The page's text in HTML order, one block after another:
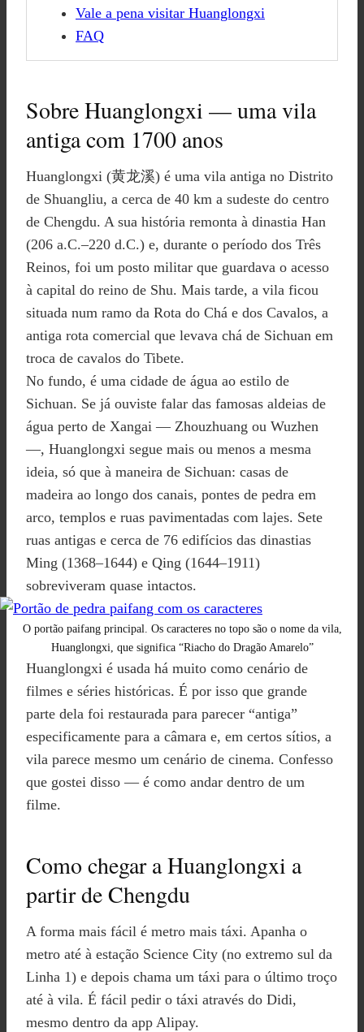
Vale a pena visitar Huanglongxi
FAQ
Sobre Huanglongxi — uma vila
antiga com 1700 anos
Huanglongxi (黄龙溪) é uma vila antiga no Distrito
de Shuangliu, a cerca de 40 km a sudeste do centro
de Chengdu. A sua história remonta à dinastia Han
(206 a.C.–220 d.C.) e, durante o período dos Três
Reinos, foi um posto militar que guardava o acesso
à capital do reino de Shu. Mais tarde, a vila ficou
situada num ramo da Rota do Chá e dos Cavalos, a
antiga rota comercial que levava chá de Sichuan em
troca de cavalos do Tibete.
No fundo, é uma cidade de água ao estilo de
Sichuan. Se já ouviste falar das famosas aldeias de
água perto de Xangai — Zhouzhuang ou Wuzhen
—, Huanglongxi segue mais ou menos a mesma
ideia, só que à maneira de Sichuan: casas de
madeira ao longo dos canais, pontes de pedra em
arco, templos e ruas pavimentadas com lajes. Sete
ruas antigas e cerca de 76 edifícios das dinastias
Ming (1368–1644) e Qing (1644–1911)
sobreviveram quase intactos.
O portão paifang principal. Os caracteres no topo são o nome da vila,
Huanglongxi, que significa “Riacho do Dragão Amarelo”
Huanglongxi é usada há muito como cenário de
filmes e séries históricas. É por isso que grande
parte dela foi restaurada para parecer “antiga”
especificamente para a câmara e, em certos sítios, a
vila parece mesmo um cenário de cinema. Confesso
que gostei disso — é como andar dentro de um
filme.
Como chegar a Huanglongxi a
partir de Chengdu
A forma mais fácil é metro mais táxi. Apanha o
metro até à estação Science City (no extremo sul da
Linha 1) e depois chama um táxi para o último troço
até à vila. É fácil pedir o táxi através do Didi,
mesmo dentro da app Alipay.